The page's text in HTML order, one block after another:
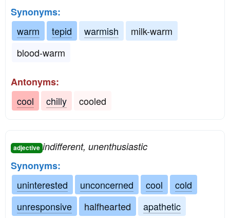
Synonyms:
warm
tepid warmish
milk-warm
blood-warm
Antonyms:
cool
chilly cooled
adjective indifferent, unenthusiastic
Synonyms:
uninterested
unconcerned cool
cold
unresponsive
halfhearted
apathetic